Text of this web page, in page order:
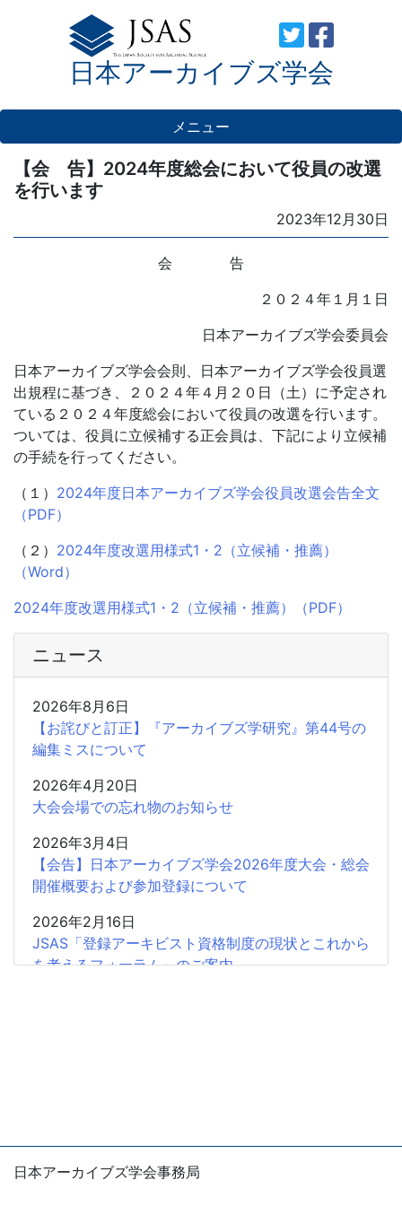
日本アーカイブズ学会
メニュー
【会 告】2024年度総会において役員の改選
を行います
Posted
on
2023年12月30日
会 告
２０２４年１月１日
日本アーカイブズ学会委員会
日本アーカイブズ学会会則、日本アーカイブズ学会役員選
出規程に基づき、２０２４年４月２０日（土）に予定され
ている２０２４年度総会において役員の改選を行います。
ついては、役員に立候補する正会員は、下記により立候補
の手続を行ってください。
（１） 2024年度日本アーカイブズ学会役員改選会告全文
（PDF）
（２） 2024年度改選用様式1・2（立候補・推薦）
（Word）
2024年度改選用様式1・2（立候補・推薦）（PDF）
ニュース
2026年8月6日
【お詫びと訂正】『アーカイブズ学研究』第44号の
編集ミスについて
2026年4月20日
大会会場での忘れ物のお知らせ
2026年3月4日
【会告】日本アーカイブズ学会2026年度大会・総会
開催概要および参加登録について
2026年2月16日
JSAS「登録アーキビスト資格制度の現状とこれから
を考えるフォーラム」のご案内
ます
日本アーカイブズ学会事務局